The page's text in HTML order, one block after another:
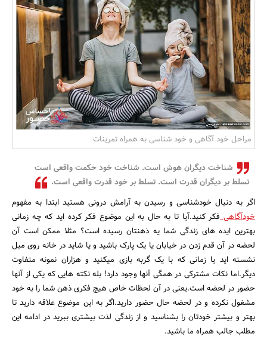
بانک، بیمه و سرمایه
مسکن و ساختمان
مراحل خود آگاهی و خود شناسی به همراه تمرینات
شناخت دیگران هوش است. شناخت خود حکمت واقعی است
تسلط بر دیگران قدرت است. تسلط بر خود قدرت واقعی است.
اگر به دنبال خودشناسی و رسیدن به آرامش درونی هستید ابتدا به مفهوم
خودآگاهیفکر کنید.آیا تا به حال به این موضوع فکر کرده اید که چه زمانی
بهترین ایده های زندگی شما یه ذهنتان رسیده است؟ مثلا ممکن است آن
لحضه در آن قدم زدن در خیابان یا یک پارک باشید و یا شاید در خانه روی مبل
نشسته اید یا زمانی که با یک گربه بازی میکنید و هزاران نمونه متفاوت
دیگر.اما نکات مشترکی در همگی آنها وجود دارد! بله نکته هایی که یکی از آنها
حضور در لحضه است.یعنی در آن لحظات خاص هیچ فکری ذهن شما را به خود
مشغول نکرده و در لحضه حال حضور دارید.اگر به این موضوع علاقه دارید تا
بهتر و بیشتر خودتان را بشناسید و از زندگی لذت بیشتری ببرید در ادامه این
مطلب جالب همراه ما باشید.